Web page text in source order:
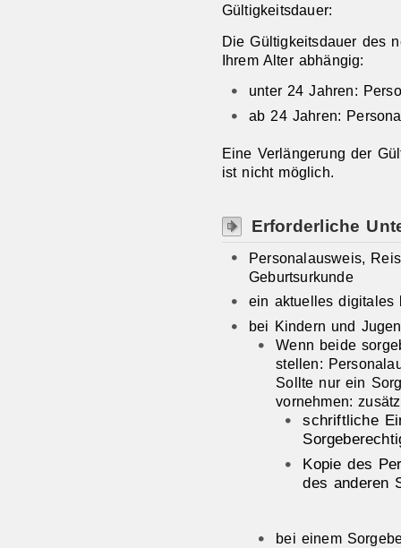
Gültigkeitsdauer:
Die Gültigkeitsdauer des
Ihrem Alter abhängig:
unter 24 Jahren:
ab 24 Jahren:
Eine Verlängerung der
ist nicht möglich.
Erforderliche
Personalausweis,
Geburtsurkunde
ein aktuelles digitales
bei Kindern und
Wenn beide
stellen:
Sollte nur ein
vornehmen:
schriftliche
Kopie des
des anderen
bei einem